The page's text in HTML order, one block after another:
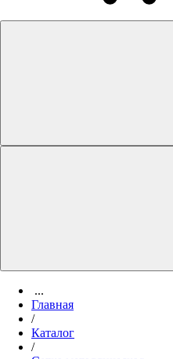
...
Главная
/
Каталог
/